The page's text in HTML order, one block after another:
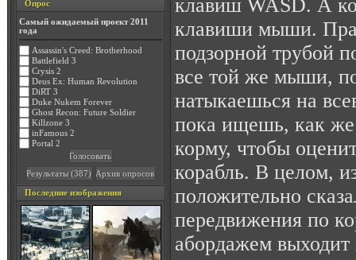
Опрос
Самый ожидаемый проект 2011
года
Assassin's Creed: Brotherhood
Battlefield 3
Crysis 2
Deus Ex: Human Revolution
DiRT 3
Duke Nukem Forever
Ghost Recon: Future Soldier
Killzone 3
inFamous 2
Portal 2
Последние изображения
клавиш WASD. А
клавиши мыши.
подзорной трубой
все той же мыши,
натыкаешься на
пока ищешь, как
корму, чтобы
корабль. В целом,
положительно
передвижения по
абордажем выходит